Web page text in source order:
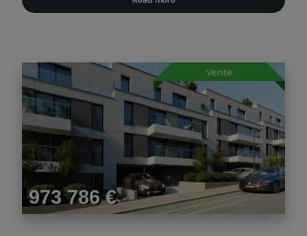
Vente
973 786 €